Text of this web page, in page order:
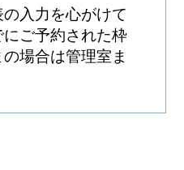
入力を心がけて
ご予約された枠
場合は管理室ま